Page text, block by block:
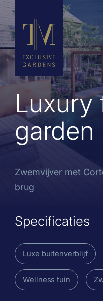
Luxury
garden
Zwemvijver met
brug
Specificaties
Luxe buitenverblijf
Wellness tuin